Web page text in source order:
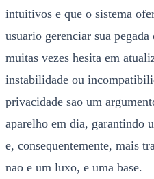
intuitivos e que o sistema
usuario gerenciar sua
muitas vezes hesita em
instabilidade ou
privacidade sao um
aparelho em dia, garantindo
e, consequentemente, mais
nao e um luxo, e uma base.